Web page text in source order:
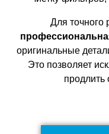
Для точного
оригинальные
Это позволяет
продлить